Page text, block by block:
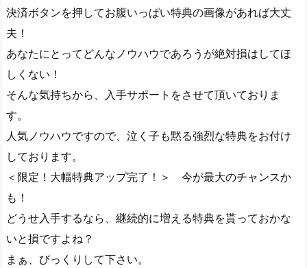
決済ボタンを押してお腹いっぱい特典の画像があれば大丈
夫！
あなたにとってどんなノウハウであろうが絶対損はしてほ
しくない！
そんな気持ちから、入手サポートをさせて頂いておりま
す。
人気ノウハウですので、泣く子も黙る強烈な特典をお付け
しております。
＜限定！大幅特典アップ完了！＞ 今が最大のチャンスか
も！
どうせ入手するなら、継続的に増える特典を貰っておかな
いと損ですよね？
まぁ、びっくりして下さい。